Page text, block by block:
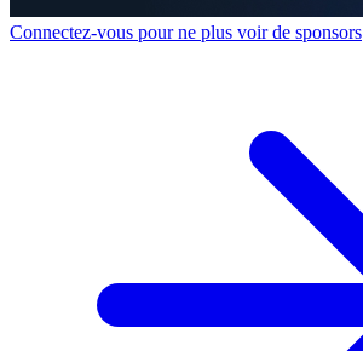
Connectez-vous pour ne plus voir de sponsors